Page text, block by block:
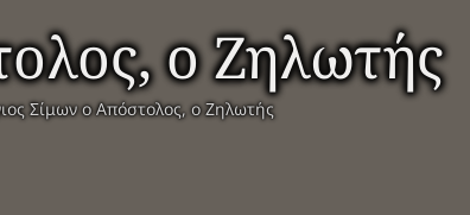
ο Ζηλωτής
Σίμων ο Απόστολος, ο Ζηλωτής